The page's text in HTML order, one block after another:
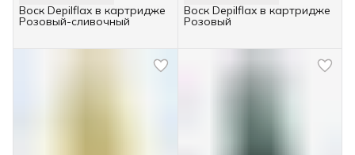
Воск Depilflax в картридже
Розовый-сливочный
Воск Depilflax в картридже
Розовый